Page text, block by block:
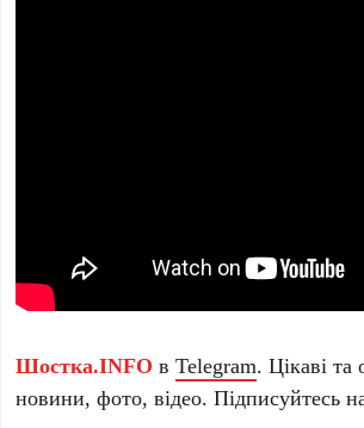
Шостка.INFO вTelegram. Цікаві та
новини, фото, відео. Підписуйтесь